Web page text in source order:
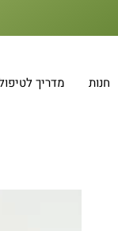
חנות מדריך